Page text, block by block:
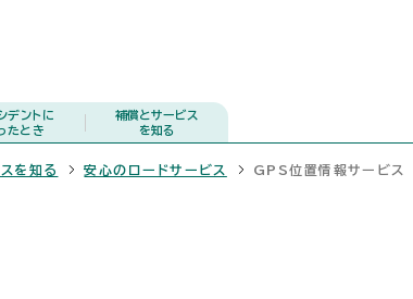
デントに
たとき
補償とサービス
を知る
を知る 安心のロードサービス GPS位置情報サービス